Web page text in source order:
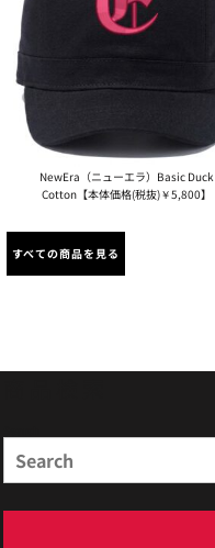
NewEra（ニューエラ）Basic Duck
Cotton【本体価格(税抜)￥5,800】
すべての商品を見る